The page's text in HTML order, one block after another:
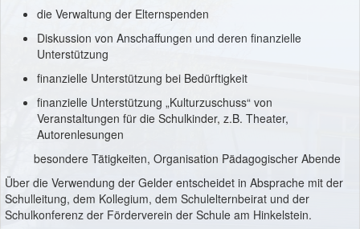
die Verwaltung der Elternspenden
Diskussion von Anschaffungen und deren finanzielle
Unterstützung
finanzielle Unterstützung bei Bedürftigkeit
finanzielle Unterstützung „Kulturzuschuss“ von
Veranstaltungen für die Schulkinder, z.B. Theater,
Autorenlesungen
besondere Tätigkeiten, Organisation Pädagogischer Abende
Über die Verwendung der Gelder entscheidet in Absprache mit der
Schulleitung, dem Kollegium, dem Schulelternbeirat und der
Schulkonferenz der Förderverein der Schule am Hinkelstein.